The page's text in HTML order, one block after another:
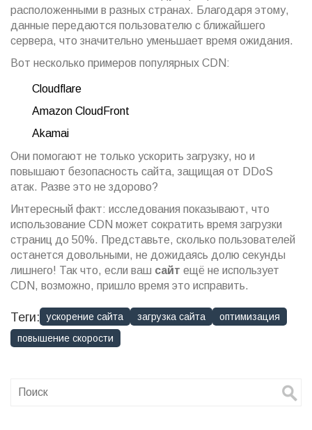
расположенными в разных странах. Благодаря этому,
данные передаются пользователю с ближайшего
сервера, что значительно уменьшает время ожидания.
Вот несколько примеров популярных CDN:
Cloudflare
Amazon CloudFront
Akamai
Они помогают не только ускорить загрузку, но и
повышают безопасность сайта, защищая от DDoS
атак. Разве это не здорово?
Интересный факт: исследования показывают, что
использование CDN может сократить время загрузки
страниц до 50%. Представьте, сколько пользователей
останется довольными, не дожидаясь долю секунды
лишнего! Так что, если ваш сайт ещё не использует
CDN, возможно, пришло время это исправить.
Теги: ускорение сайта загрузка сайта
оптимизация
повышение скорости